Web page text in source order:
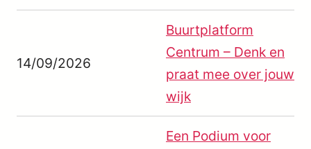
14/09/2026
Buurtplatform
Centrum – Denk en
praat mee over jouw
wijk
Een Podium voor